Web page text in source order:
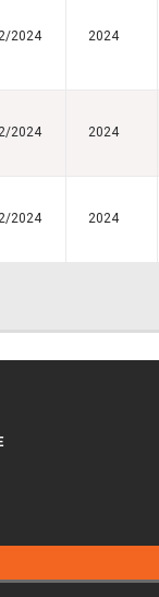
2024 2024
2024 2024
2024 2024